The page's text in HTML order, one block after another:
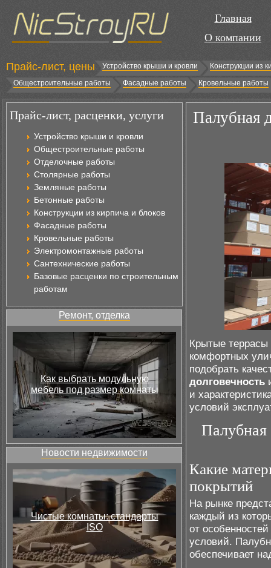
Главная
О компании
Прайс-лист, цены Устройство крыши и кровли
Конструкции из
Общестроительные работы
Фасадные работы Кровельные работы
Прайс-лист, расценки, услуги
Устройство крыши и кровли
Общестроительные работы
Отделочные работы
Столярные работы
Земляные работы
Бетонные работы
Конструкции из кирпича и блоков
Фасадные работы
Кровельные работы
Электромонтажные работы
Сантехнические работы
Базовые расценки по строительным
работам
Ремонт, отделка
Как выбрать модульную
мебель под размер комнаты
Новости недвижимости
Чистые комнаты: стандарты
ISO
Палубная
Крытые террасы
комфортных
подобрать
долговечность
и
условий
Палубная
Какие
покрытий
На рынке
каждый из
от
условий.
обеспечивает